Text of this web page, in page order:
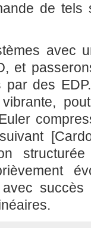
de
avec
et
des
avec